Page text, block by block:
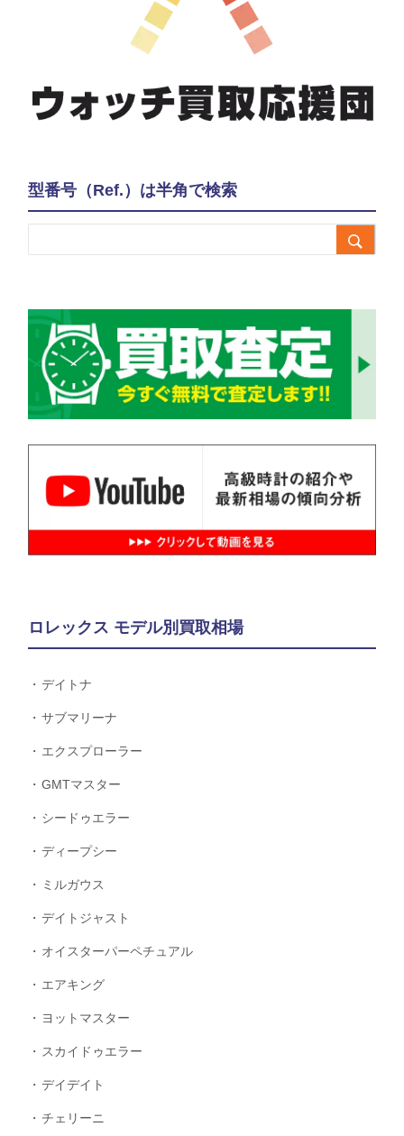
型番号（Ref.）は半角で検索

ロレックス モデル別買取相場
デイトナ
サブマリーナ
エクスプローラー
GMTマスター
シードゥエラー
ディープシー
ミルガウス
デイトジャスト
オイスターパーペチュアル
エアキング
ヨットマスター
スカイドゥエラー
デイデイト
チェリーニ